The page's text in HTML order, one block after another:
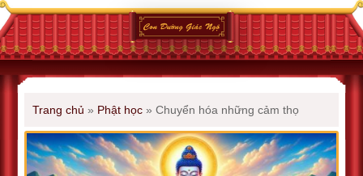
Trang chủ » Phật học » Chuyển hóa những cảm thọ